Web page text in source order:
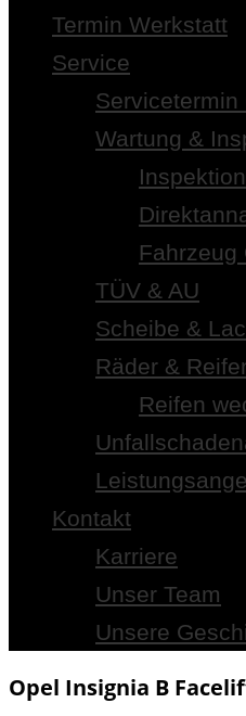
Termin Werkstatt
Service
Servicetermin
Wartung &
Inspektion
Fahrzeug
TÜV & AU
Scheibe &
Räder &
Reifen
Kontakt
Karriere
Unser Team
Unsere
Opel Insignia B